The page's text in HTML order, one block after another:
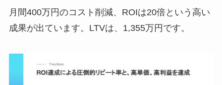
月間400万円のコスト削減、ROIは20倍という高い
成果が出ています。LTVは、1,355万円です。